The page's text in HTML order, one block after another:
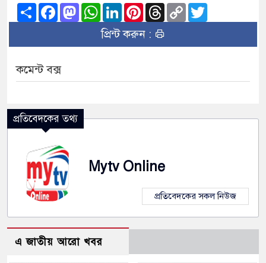
ShareFacebook
Mastodon
WhatsApp
LinkedInPinterest
Threads
Copy
Link
প্রিন্ট করুন :
কমেন্ট বক্স
প্রতিবেদকের তথ্য
Mytv Online
প্রতিবেদকের সকল নিউজ
এ জাতীয় আরো খবর